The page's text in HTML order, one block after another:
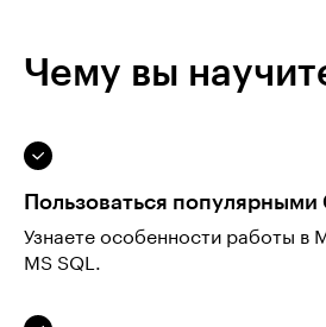
Чему вы
Пользоваться
Узнаете особенности работы в
MS SQL.